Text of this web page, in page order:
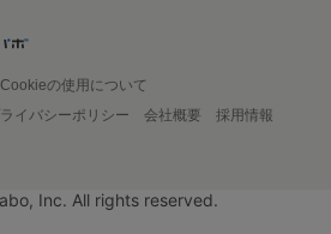
Cookieの使用について
イバシーポリシー 会社概要
採用情報
Inc. All rights reserved.